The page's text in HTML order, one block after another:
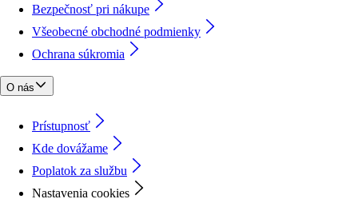
Bezpečnosť pri nákupe
Všeobecné obchodné podmienky
Ochrana súkromia
O nás
Prístupnosť
Kde dovážame
Poplatok za službu
Nastavenia cookies